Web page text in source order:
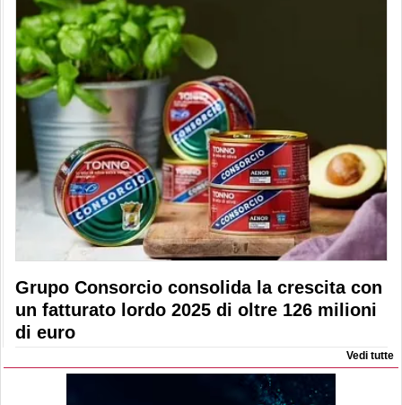
Grupo Consorcio consolida la crescita con
un fatturato lordo 2025 di oltre 126 milioni
di euro
Vedi tutte